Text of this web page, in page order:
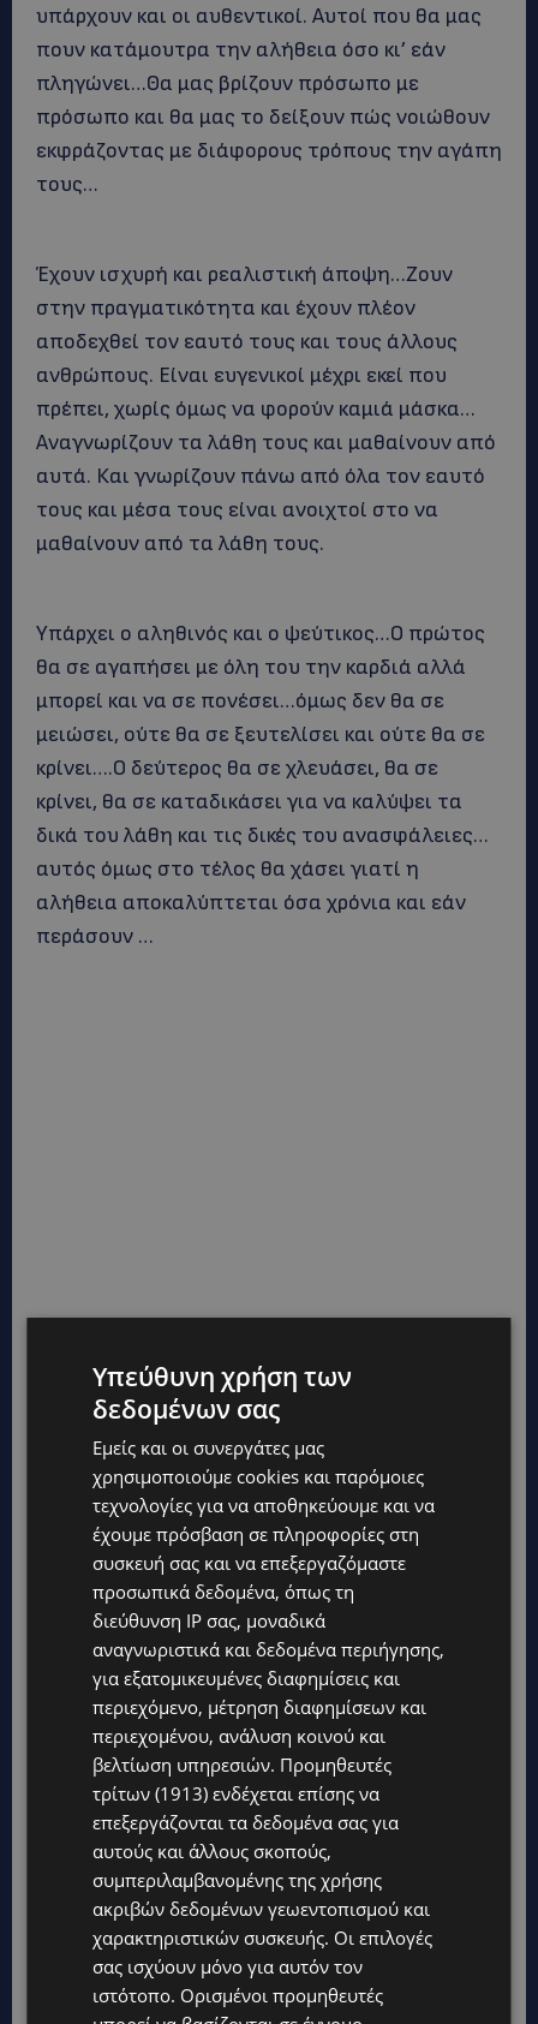
υπάρχουν και οι αυθεντικοί. Αυτοί που θα μας
πουν κατάμουτρα την αλήθεια όσο κι’ εάν
πληγώνει…Θα μας βρίζουν πρόσωπο με
πρόσωπο και θα μας το δείξουν πώς νοιώθουν
εκφράζοντας με διάφορους τρόπους την αγάπη
τους…
Έχουν ισχυρή και ρεαλιστική άποψη…Ζουν
στην πραγματικότητα και έχουν πλέον
αποδεχθεί τον εαυτό τους και τους άλλους
ανθρώπους. Είναι ευγενικοί μέχρι εκεί που
πρέπει, χωρίς όμως να φορούν καμιά μάσκα…
Αναγνωρίζουν τα λάθη τους και μαθαίνουν από
αυτά. Και γνωρίζουν πάνω από όλα τον εαυτό
τους και μέσα τους είναι ανοιχτοί στο να
μαθαίνουν από τα λάθη τους.
Υπάρχει ο αληθινός και ο ψεύτικος…Ο πρώτος
θα σε αγαπήσει με όλη του την καρδιά αλλά
μπορεί και να σε πονέσει…όμως δεν θα σε
μειώσει, ούτε θα σε ξευτελίσει και ούτε θα σε
κρίνει….Ο δεύτερος θα σε χλευάσει, θα σε
κρίνει, θα σε καταδικάσει για να καλύψει τα
δικά του λάθη και τις δικές του ανασφάλειες…
αυτός όμως στο τέλος θα χάσει γιατί η
αλήθεια αποκαλύπτεται όσα χρόνια και εάν
περάσουν …
Υπεύθυνη χρήση των
δεδομένων σας
Εμείς και οι συνεργάτες μας
χρησιμοποιούμε cookies και παρόμοιες
τεχνολογίες για να αποθηκεύουμε και να
έχουμε πρόσβαση σε πληροφορίες στη
συσκευή σας και να επεξεργαζόμαστε
προσωπικά δεδομένα, όπως τη
διεύθυνση IP σας, μοναδικά
αναγνωριστικά και δεδομένα περιήγησης,
για εξατομικευμένες διαφημίσεις και
περιεχόμενο, μέτρηση διαφημίσεων και
περιεχομένου, ανάλυση κοινού και
βελτίωση υπηρεσιών. Προμηθευτές
τρίτων (1913) ενδέχεται επίσης να
επεξεργάζονται τα δεδομένα σας για
αυτούς και άλλους σκοπούς,
συμπεριλαμβανομένης της χρήσης
ακριβών δεδομένων γεωεντοπισμού και
χαρακτηριστικών συσκευής. Οι επιλογές
σας ισχύουν μόνο για αυτόν τον
ιστότοπο. Ορισμένοι προμηθευτές